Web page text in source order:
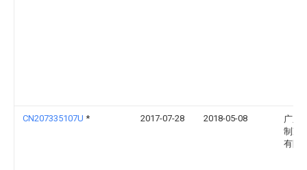
CN207335107U * 2017-07-28 2018-05-08
广东
制冷
有限